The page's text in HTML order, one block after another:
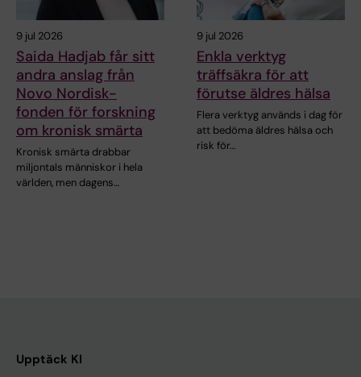
9 jul 2026
Saida Hadjab får sitt
andra anslag från
Novo Nordisk-
fonden för forskning
om kronisk smärta
Kronisk smärta drabbar
miljontals människor i hela
världen, men dagens…
9 jul 2026
Enkla verktyg
träffsäkra för att
förutse äldres hälsa
Flera verktyg används i dag för
att bedöma äldres hälsa och
risk för…
Upptäck KI